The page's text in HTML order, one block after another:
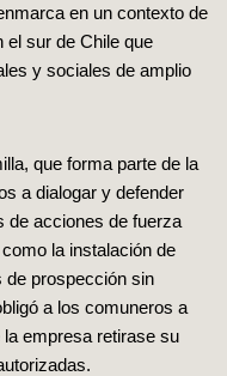
en un contexto de
el sur de Chile que
y sociales de amplio
que forma parte de la
a dialogar y defender
de acciones de fuerza
la instalación de
de prospección sin
a los comuneros a
empresa retirase su